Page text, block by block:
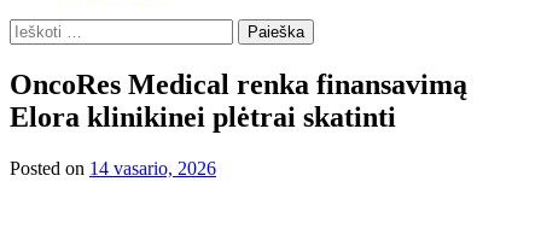
Ieškoti:
OncoRes Medical renka finansavimą
Elora klinikinei plėtrai skatinti
Posted on 14 vasario, 2026